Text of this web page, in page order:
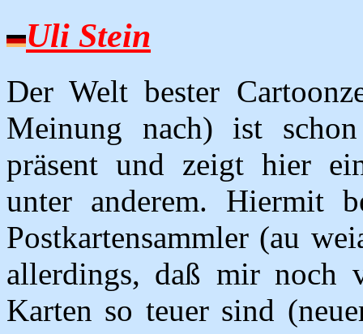
Uli Stein
Der Welt bester
Meinung nach) ist
präsent und zeigt hier
unter anderem. Hiermit
Postkartensammler (au
allerdings, daß mir noch
Karten so teuer sind